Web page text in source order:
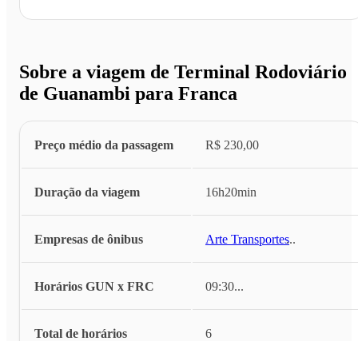
Sobre a viagem de Terminal Rodoviário
de Guanambi para Franca
Preço médio da passagem R$ 230,00
Duração da viagem 16h20min
Empresas de ônibus Arte Transportes...
Horários GUN x FRC 09:30...
Total de horários 6